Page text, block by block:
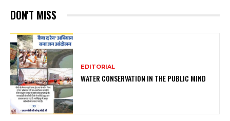
DON'T MISS
EDITORIAL
WATER CONSERVATION IN THE PUBLIC MIND